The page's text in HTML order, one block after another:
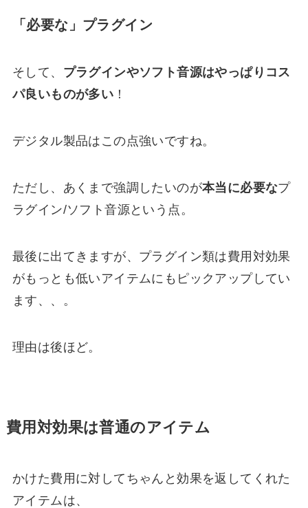
「必要な」プラグイン
そして、 プラグインやソフト音源はやっぱりコス
パ良いものが多い ！
デジタル製品はこの点強いですね。
ただし、あくまで強調したいのが本当に必要なプ
ラグイン/ソフト音源という点。
最後に出てきますが、プラグイン類は費用対効果
がもっとも低いアイテムにもピックアップしてい
ます、、。
理由は後ほど。
費用対効果は普通のアイテム
かけた費用に対してちゃんと効果を返してくれた
アイテムは、